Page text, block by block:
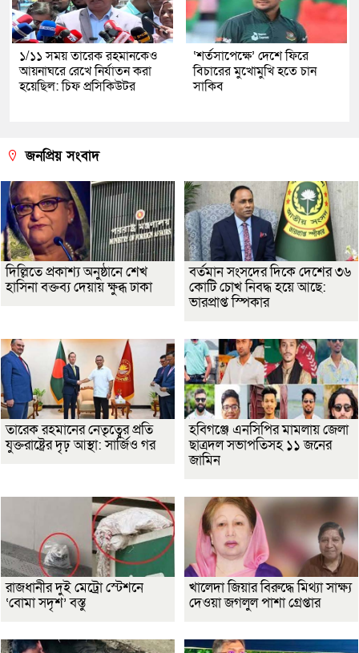
১/১১ সময় তারেক রহমানকেও
আয়নাঘরে রেখে নির্যাতন করা
হয়েছিল: চিফ প্রসিকিউটর
‘শর্তসাপেক্ষে’ দেশে ফিরে
বিচারের মুখোমুখি হতে চান
সাকিব
জনপ্রিয় সংবাদ
দিল্লিতে প্রকাশ্য অনুষ্ঠানে শেখ
হাসিনা বক্তব্য দেয়ায় ক্ষুব্ধ ঢাকা
বর্তমান সংসদের দিকে দেশের ৩৬
কোটি চোখ নিবদ্ধ হয়ে আছে:
ভারপ্রাপ্ত স্পিকার
তারেক রহমানের নেতৃত্বের প্রতি
যুক্তরাষ্ট্রের দৃঢ় আস্থা: সার্জিও গর
হবিগঞ্জে এনসিপির মামলায় জেলা
ছাত্রদল সভাপতিসহ ১১ জনের
জামিন
রাজধানীর দুই মেট্রো স্টেশনে
‘বোমা সদৃশ’ বস্তু
খালেদা জিয়ার বিরুদ্ধে মিথ্যা সাক্ষ্য
দেওয়া জগলুল পাশা গ্রেপ্তার